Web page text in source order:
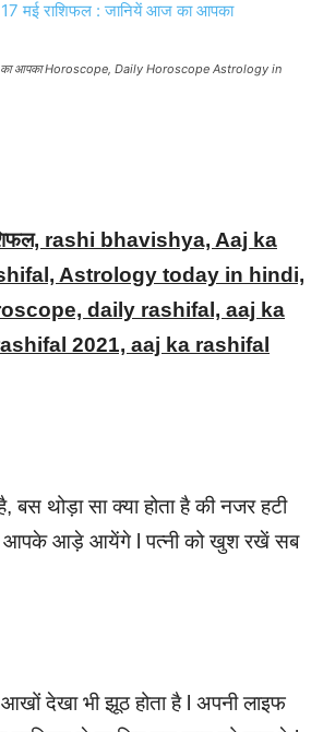
आपका Horoscope, Daily Horoscope Astrology in
rashi bhavishya, Aaj ka
Astrology today in hindi,
daily rashifal, aaj ka
2021, aaj ka rashifal
बस थोड़ा सा क्या होता है की नजर हटी
आपके आड़े आयेंगे l पत्नी को खुश रखें सब
देखा भी झूठ होता है l अपनी लाइफ